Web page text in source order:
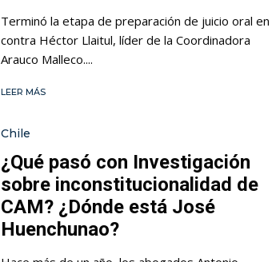
Terminó la etapa de preparación de juicio oral en
contra Héctor Llaitul, líder de la Coordinadora
Arauco Malleco....
LEER MÁS
Chile
¿Qué pasó con Investigación
sobre inconstitucionalidad de
CAM? ¿Dónde está José
Huenchunao?